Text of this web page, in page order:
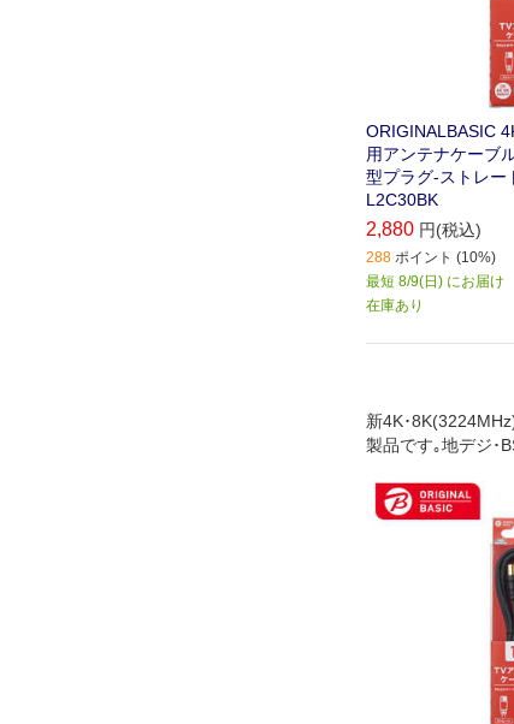
ORIGINALBASIC
用アンテナケーブ
型プラグ-ストレー
L2C30BK
2,880 円(税込)
288 ポイント (10%)
最短 8/9(日) にお届け
在庫あり
新4K･
製品です｡地デジ･
ます｡壁面のテレビ
コーダー､テレビ
ンなどの接続に最